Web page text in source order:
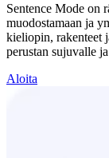
Sentence Mode on
muodostamaan ja
kieliopin, rakenteet
perustan sujuvalle
Aloita